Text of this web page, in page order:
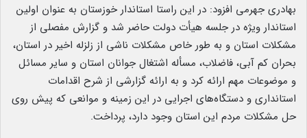
بهادری جهرمی افزود: در این راستا استاندار خوزستان به عنوان اولین
استاندار ویژه در جلسه هیأت دولت حاضر شد و گزارش مفصلی از
مشکلات استان و به طور خاص مشکلات ناشی از زلزله اخیر در استان،
بحران کم آبی، فاضلاب، مسأله اشتغال جوانان استان و سایر مسائل
و موضوعات مهم ارائه کرد و به ارائه گزارشی از شرح اقدامات
استانداری و دستگاه‌های اجرایی در این زمینه و موانعی که پیش روی
حل مشکلات مردم این استان وجود دارد، پرداخت.